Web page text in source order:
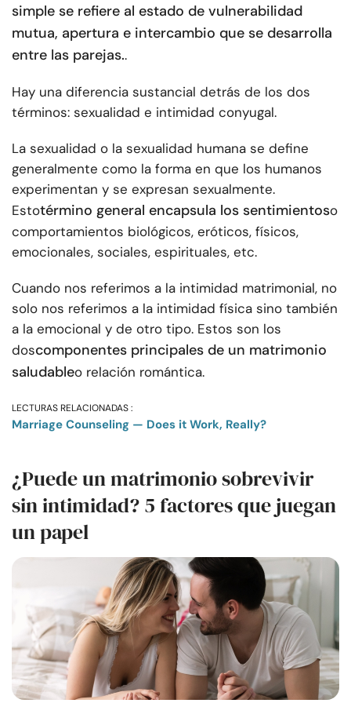
simple se refiere al estado de vulnerabilidad
mutua, apertura e intercambio que se desarrolla
entre las parejas..
Hay una diferencia sustancial detrás de los dos
términos: sexualidad e intimidad conyugal.
La sexualidad o la sexualidad humana se define
generalmente como la forma en que los humanos
experimentan y se expresan sexualmente.
Estotérmino general encapsula los sentimientoso
comportamientos biológicos, eróticos, físicos,
emocionales, sociales, espirituales, etc.
Cuando nos referimos a la intimidad matrimonial, no
solo nos referimos a la intimidad física sino también
a la emocional y de otro tipo. Estos son los
doscomponentes principales de un matrimonio
saludableo relación romántica.
LECTURAS RELACIONADAS :
Marriage Counseling — Does it Work, Really?
¿Puede un matrimonio sobrevivir
sin intimidad? 5 factores que juegan
un papel